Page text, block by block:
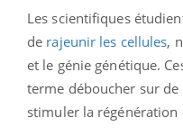
Les scientifiques
de rajeunir les cellules,
et le génie génétique.
terme déboucher sur
stimuler la régénération